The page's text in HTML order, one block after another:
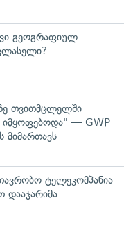
გეოგრაფიულ
თვითმცლელში
იმყოფებოდა" — GWP
მიმართავს
ტელეკომპანია